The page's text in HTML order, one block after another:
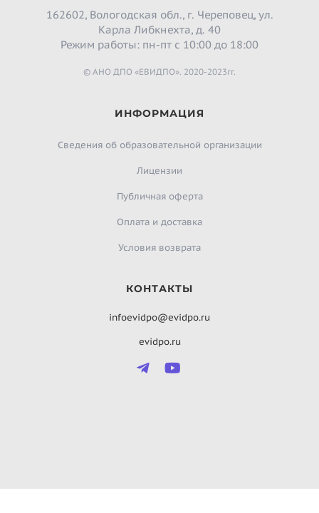
162602, Вологодская обл., г. Череповец, ул.
Карла Либкнехта, д. 40
Режим работы: пн-пт с 10:00 до 18:00
© АНО ДПО «ЕВИДПО». 2020-2023гг.
ИНФОРМАЦИЯ
Сведения об образовательной организации
Лицензии
Публичная оферта
Оплата и доставка
Условия возврата
КОНТАКТЫ
infoevidpo@evidpo.ru
evidpo.ru